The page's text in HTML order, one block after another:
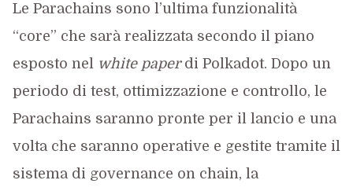
Le Parachains sono l’ultima funzionalità
“core” che sarà realizzata secondo il piano
esposto nel white paperdi Polkadot. Dopo un
periodo di test, ottimizzazione e controllo, le
Parachains saranno pronte per il lancio e una
volta che saranno operative e gestite tramite il
sistema di governance on chain, la